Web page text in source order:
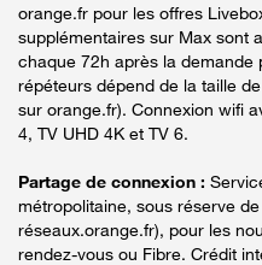
orange.fr pour les offres
supplémentaires sur Max sont
chaque 72h après la
répéteurs dépend de la taille
sur orange.fr). Connexion wifi
4, TV UHD 4K et TV 6.
Partage de connexion :
métropolitaine, sous réserve
réseaux.orange.fr), pour les
rendez-vous ou Fibre. Crédit